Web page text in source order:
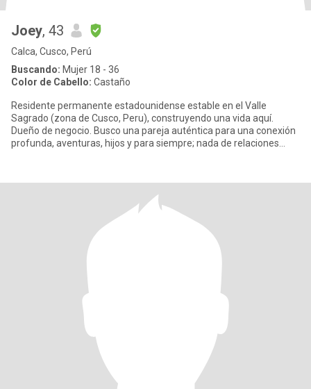
Joey, 43
Calca, Cusco, Perú
Buscando: Mujer 18 - 36
Color de Cabello: Castaño
Residente permanente estadounidense estable en el Valle
Sagrado (zona de Cusco, Peru), construyendo una vida aquí.
Dueño de negocio. Busco una pareja auténtica para una conexión
profunda, aventuras, hijos y para siempre; nada de relaciones